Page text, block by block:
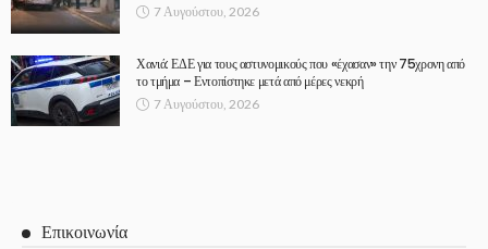
7 Αυγούστου, 2026
Χανιά: ΕΔΕ για τους αστυνομικούς που «έχασαν» την 75χρονη από
το τμήμα – Εντοπίστηκε μετά από μέρες νεκρή
7 Αυγούστου, 2026
Επικοινωνία